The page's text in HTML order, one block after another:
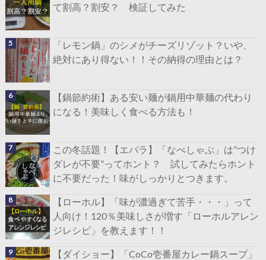
て割高？割安？ 検証してみた
「レモン鍋」のシメがチーズリゾット？いや、
絶対にあり得ない！！その納得の理由とは？
【鍋節約術】ある安い麺が鍋用中華麺の代わり
になる！美味しく食べる方法も！
この冬話題！【エバラ】「なべしゃぶ」は”つけ
ダレが不要”ってホント？ 試してみたらホント
に不要だった！味がしっかりとつきます。
【ローホル】「味が濃過ぎて苦手・・・」って
人向け！120％美味しさが増す「ローホルアレン
ジレシピ」を教えます！！
【ダイショー】「CoCo壱番屋カレー鍋スープ」